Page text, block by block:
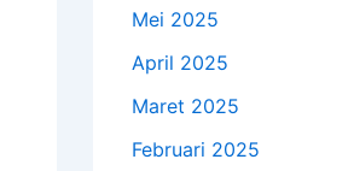
Mei 2025
April 2025
Maret 2025
Februari 2025